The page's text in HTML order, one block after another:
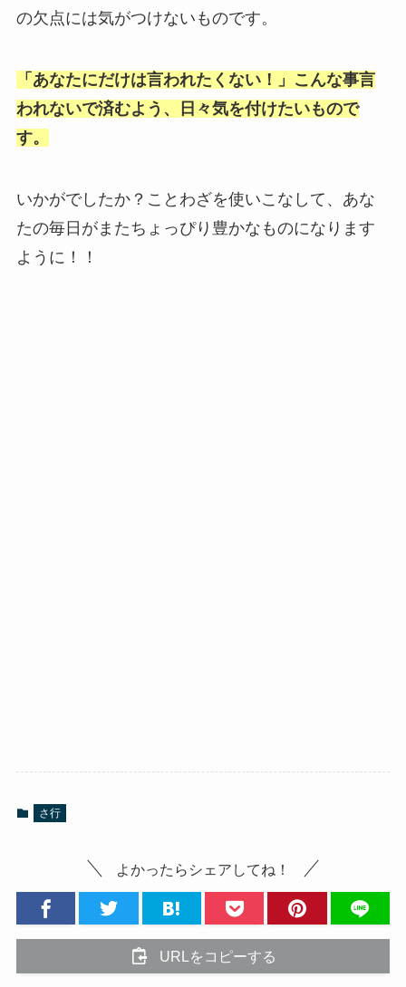
の欠点には気がつけないものです。
「あなたにだけは言われたくない！」こんな事言
われないで済むよう、日々気を付けたいもので
す。
いかがでしたか？ことわざを使いこなして、あな
たの毎日がまたちょっぴり豊かなものになります
ように！！
さ行
よかったらシェアしてね！
URLをコピーする